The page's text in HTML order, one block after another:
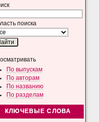
поиска
По выпускам
По авторам
По названию
По разделам
КЛЮЧЕВЫЕ СЛОВА